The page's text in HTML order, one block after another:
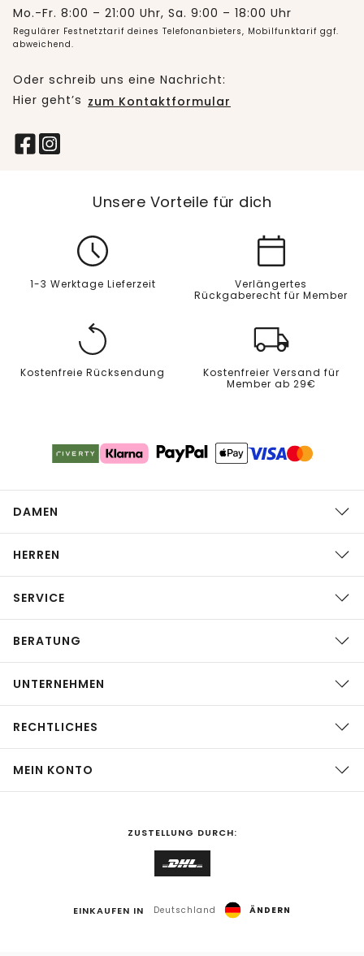
Mo.-Fr. 8:00 – 21:00 Uhr, Sa. 9:00 – 18:00 Uhr
Regulärer Festnetztarif deines Telefonanbieters, Mobilfunktarif ggf.
abweichend.
Oder schreib uns eine Nachricht:
Hier geht’s zum Kontaktformular
Unsere Vorteile für dich
1-3 Werktage Lieferzeit
Verlängertes
Rückgaberecht für Member
Kostenfreie Rücksendung
Kostenfreier Versand für
Member ab 29€
DAMEN
HERREN
SERVICE
BERATUNG
UNTERNEHMEN
RECHTLICHES
MEIN KONTO
ZUSTELLUNG DURCH:
EINKAUFEN IN Deutschland ÄNDERN